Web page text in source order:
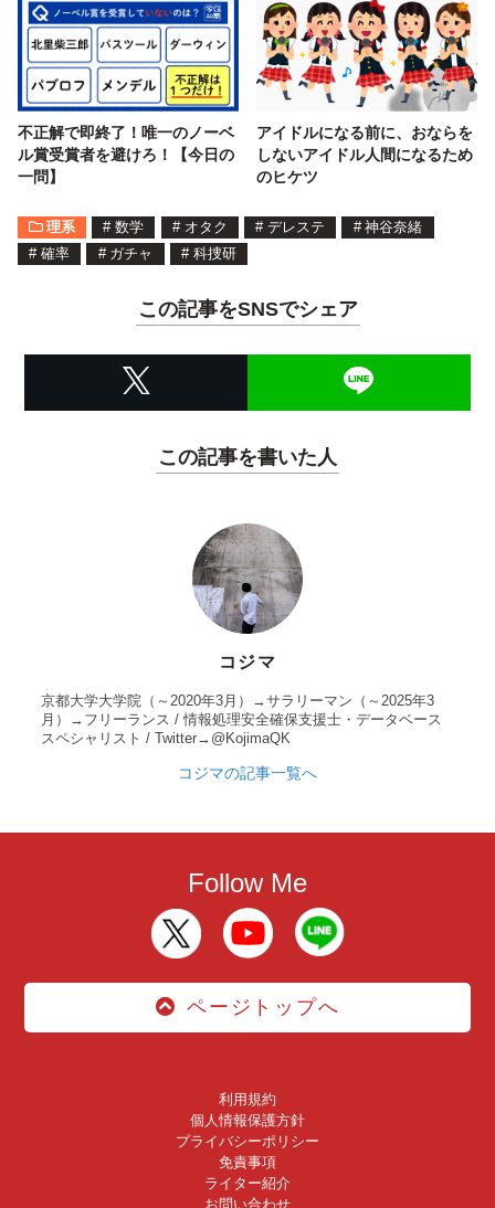
不正解で即終了！唯一のノーベ
ル賞受賞者を避けろ！【今日の
一問】
アイドルになる前に、おならを
しないアイドル人間になるため
のヒケツ
理系 # 数学 # オタク # デレステ # 神谷奈緒
# 確率 # ガチャ # 科捜研
この記事をSNSでシェア
この記事を書いた人
コジマ
京都大学大学院（～2020年3月）→サラリーマン（～2025年3
月）→フリーランス / 情報処理安全確保支援士・データベース
スペシャリスト / Twitter→@KojimaQK
コジマの記事一覧へ
Follow Me
ページトップへ
利用規約
個人情報保護方針
プライバシーポリシー
免責事項
ライター紹介
お問い合わせ